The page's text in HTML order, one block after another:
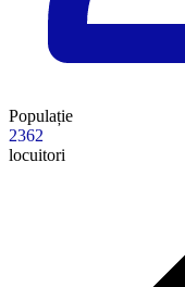
Populație
2362
locuitori